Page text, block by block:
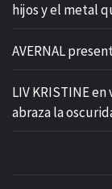
hijos y el metal
AVERNAL
LIV KRISTINE
abraza la